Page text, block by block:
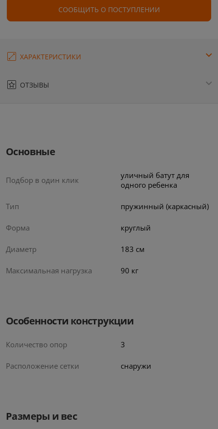
СООБЩИТЬ О ПОСТУПЛЕНИИ
ХАРАКТЕРИСТИКИ
ОТЗЫВЫ
Основные
Подбор в один клик
уличный батут для
одного ребенка
Тип пружинный (каркасный)
Форма круглый
Диаметр 183 см
Максимальная нагрузка 90 кг
Особенности конструкции
Количество опор 3
Расположение сетки снаружи
Размеры и вес